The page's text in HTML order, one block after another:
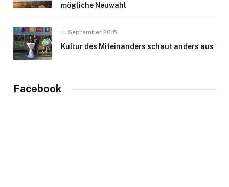
mögliche Neuwahl
11. September 2015
Kultur des Miteinanders schaut anders aus
Facebook